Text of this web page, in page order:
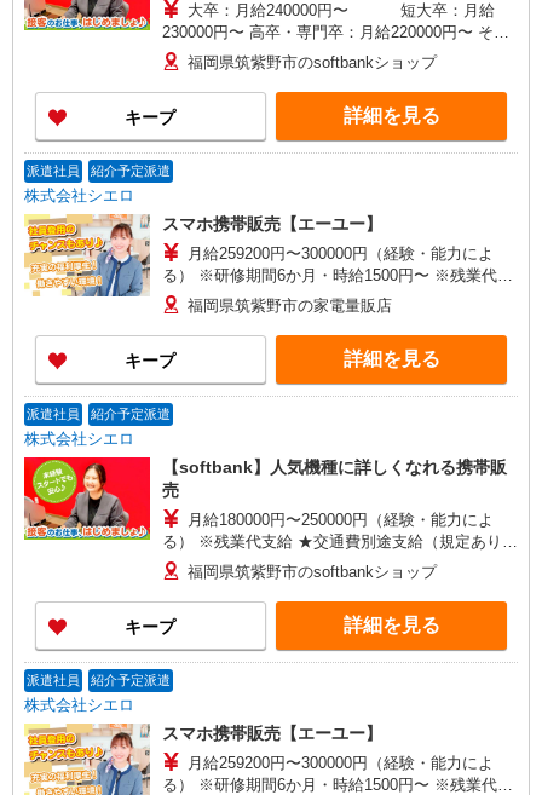
大卒：月給240000円〜 短大卒：月給
230000円〜 高卒・専門卒：月給220000円〜 その
他・交通費当社規定・達成手当・役職手当・アド
バイザー手当・その他手当有・賞与年2回 ※残業
代支給 ゜+゜・。○。・゜+゜・。○。・゜+゜ 入
社祝い金10万円支給(規定有) お友達を紹介頂くと,
インセンティブ支給(規定有) ゜・。○。・゜
+゜・。○。・゜+゜
福岡県筑紫野市のsoftbankショップ
キープ 詳細を見る
派遣社員 紹介予定派遣
株式会社シエロ
スマホ携帯販売【エーユー】
月給259200円〜300000円（経験・能力によ
る） ※研修期間6か月・時給1500円〜 ※残業代支
給 ★交通費別途支給（規定あり） ゜+゜・。
○。・゜+゜・。○。・゜+゜ 入社祝い金10万円支
給(規定有) お友達を紹介頂くと, インセンティブ支
給(規定有) ゜・。○。・゜+゜・。○。・゜+゜
福岡県筑紫野市の家電量販店
キープ 詳細を見る
派遣社員 紹介予定派遣
株式会社シエロ
【softbank】人気機種に詳しくなれる携帯販
売
月給180000円〜250000円（経験・能力によ
る） ※残業代支給 ★交通費別途支給（規定あり）
゜+゜・。○。・゜+゜・。○。・゜+゜ 入社祝い金
10万円支給(規定有) お友達を紹介頂くと, インセン
ティブ支給(規定有) ゜・。○。・゜+゜・。
○。・゜+゜
福岡県筑紫野市のsoftbankショップ
キープ 詳細を見る
派遣社員 紹介予定派遣
株式会社シエロ
スマホ携帯販売【エーユー】
月給259200円〜300000円（経験・能力によ
る） ※研修期間6か月・時給1500円〜 ※残業代支